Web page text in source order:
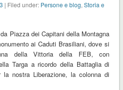
| Filed under: Persone e blog,Storia e
Piazza dei Capitani della Montagna
ai Caduti Brasiliani, dove si
della Vittoria della FEB, con
Targa a ricordo della Battaglia di
la nostra Liberazione, la colonna di